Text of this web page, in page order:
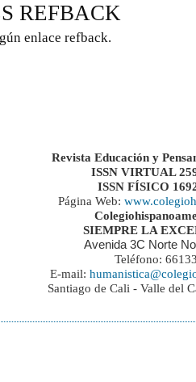
REFBACK
enlace refback.
Revista Educación y
ISSN VIRTUAL
ISSN FÍSICO
Página Web:
SIEMPRE LA
Avenida 3C Norte
Teléfono:
E-mail:
Santiago de Cali - Valle del